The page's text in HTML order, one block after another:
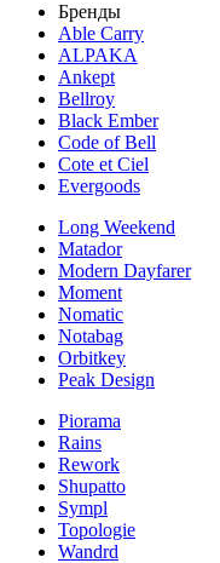
Бренды
Able Carry
ALPAKA
Ankept
Bellroy
Black Ember
Code of Bell
Cote et Ciel
Evergoods
Long Weekend
Matador
Modern Dayfarer
Moment
Nomatic
Notabag
Orbitkey
Peak Design
Piorama
Rains
Rework
Shupatto
Sympl
Topologie
Wandrd